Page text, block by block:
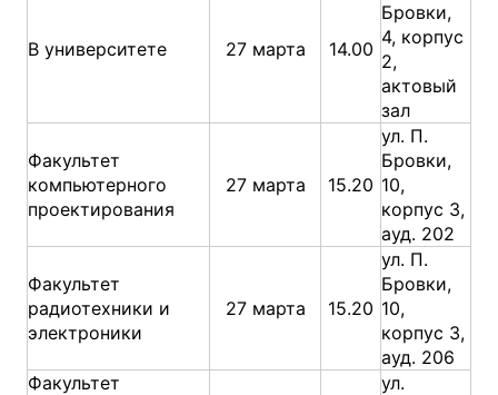
В университете 27 марта 14.00
Бровки,
4, корпус
2,
актовый
зал
Факультет
компьютерного
проектирования
27 марта 15.20
ул. П.
Бровки,
10,
корпус 3,
ауд. 202
Факультет
радиотехники и
электроники
27 марта 15.20
ул. П.
Бровки,
10,
корпус 3,
ауд. 206
Факультет
ул.